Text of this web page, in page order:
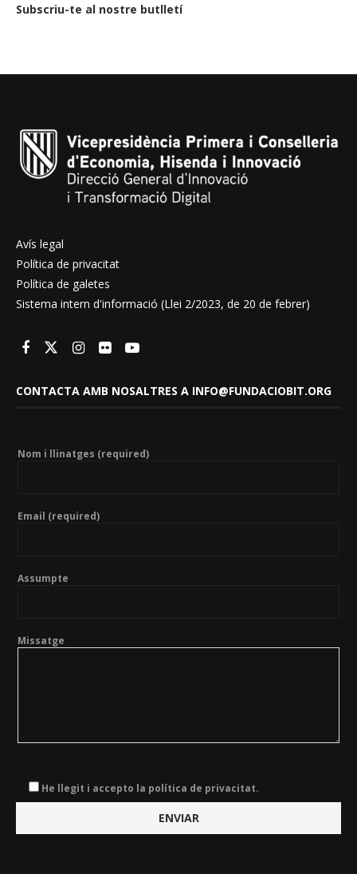
Subscriu-te al nostre butlletí
Avís legal
Política de privacitat
Política de galetes
Sistema intern d'informació (Llei 2/2023, de 20 de febrer)
CONTACTA AMB NOSALTRES A INFO@FUNDACIOBIT.ORG
Nom i llinatges (required)
Email (required)
Assumpte
Missatge
He llegit i accepto la política de privacitat.